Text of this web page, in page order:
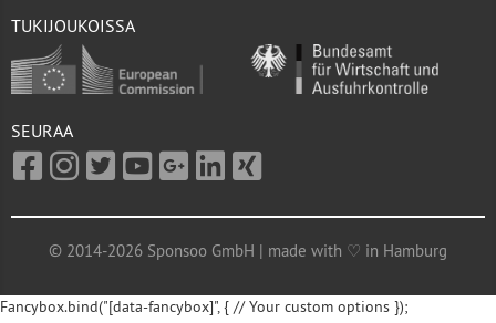
TUKIJOUKOISSA
SEURAA
© 2014-2026 Sponsoo GmbH | made with ♡ in Hamburg
Fancybox.bind("[data-fancybox]", { // Your custom options });